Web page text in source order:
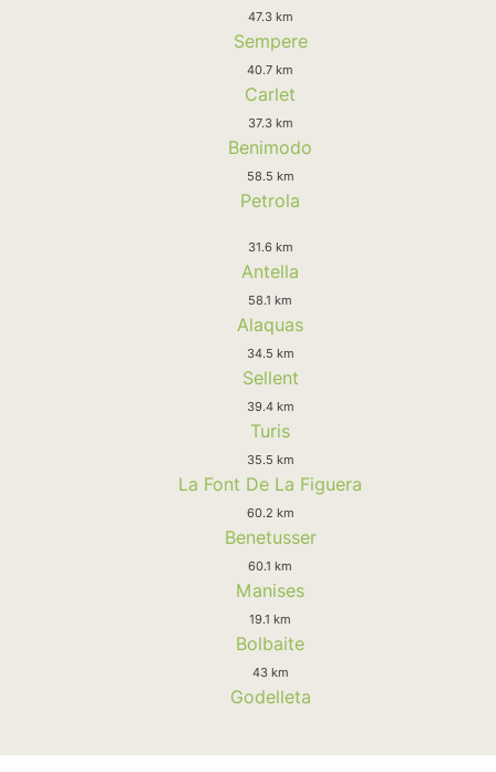
47.3 km
Sempere
40.7 km
Carlet
37.3 km
Benimodo
58.5 km
Petrola
31.6 km
Antella
58.1 km
Alaquas
34.5 km
Sellent
39.4 km
Turis
35.5 km
La Font De La Figuera
60.2 km
Benetusser
60.1 km
Manises
19.1 km
Bolbaite
43 km
Godelleta